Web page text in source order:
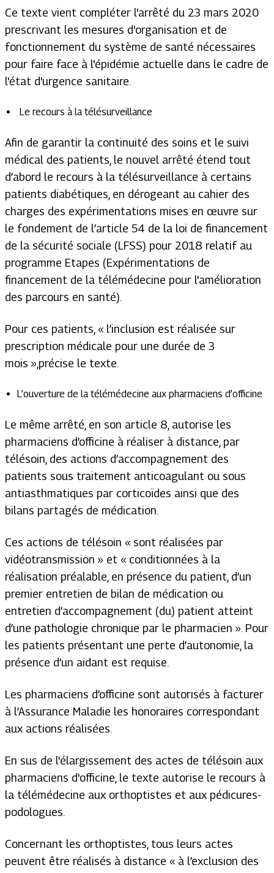
Ce texte vient compléter l'arrêté du 23 mars 2020
prescrivant les mesures d'organisation et de
fonctionnement du système de santé nécessaires
pour faire face à l'épidémie actuelle dans le cadre de
l'état d'urgence sanitaire.
Le recours à la télésurveillance
Afin de garantir la continuité des soins et le suivi
médical des patients, le nouvel arrêté étend tout
d’abord le recours à la télésurveillance à certains
patients diabétiques, en dérogeant au cahier des
charges des expérimentations mises en œuvre sur
le fondement de l’article 54 de la loi de financement
de la sécurité sociale (LFSS) pour 2018 relatif au
programme Etapes (Expérimentations de
financement de la télémédecine pour l'amélioration
des parcours en santé).
Pour ces patients, « l’inclusion est réalisée sur
prescription médicale pour une durée de 3
mois », précise le texte.
L’ouverture de la télémédecine aux pharmaciens d’officine
Le même arrêté, en son article 8, autorise les
pharmaciens d’officine à réaliser à distance, par
télésoin, des actions d’accompagnement des
patients sous traitement anticoagulant ou sous
antiasthmatiques par corticoïdes ainsi que des
bilans partagés de médication.
Ces actions de télésoin « sont réalisées par
vidéotransmission » et « conditionnées à la
réalisation préalable, en présence du patient, d’un
premier entretien de bilan de médication ou
entretien d’accompagnement (du) patient atteint
d’une pathologie chronique par le pharmacien ». Pour
les patients présentant une perte d’autonomie, la
présence d’un aidant est requise.
Les pharmaciens d’officine sont autorisés à facturer
à l’Assurance Maladie les honoraires correspondant
aux actions réalisées.
En sus de l'élargissement des actes de télésoin aux
pharmaciens d'officine, le texte autorise le recours à
la télémédecine aux orthoptistes et aux pédicures-
podologues.
Concernant les orthoptistes, tous leurs actes
peuvent être réalisés à distance « à l’exclusion des